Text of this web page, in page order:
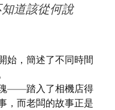
知道該從何說
始，簡述了不同時間
——踏入了相機店得
，而老闆的故事正是